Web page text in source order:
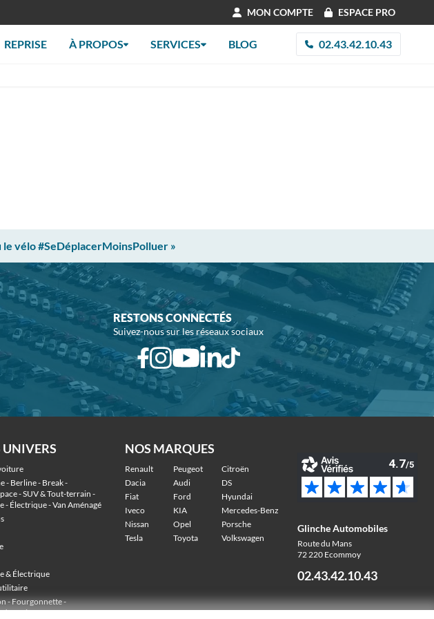
MON COMPTE ESPACE PRO
REPRISE À PROPOS SERVICES BLOG 02.43.42.10.43
vélo #SeDéplacerMoinsPolluer »
RESTONS CONNECTÉS
Suivez-nous sur les réseaux sociaux
UNIVERS
- Berline - Break -
- SUV & Tout-terrain -
- Électrique - Van Aménagé
& Électrique
- Fourgonnette -
de société -
NOS MARQUES
Renault Peugeot
Citroën
Dacia
Audi
DS
Fiat
Ford
Hyundai
Iveco
KIA
Mercedes-Benz
Nissan
Opel
Porsche
Tesla
Toyota Volkswagen
Glinche Automobiles
Route du Mans
72 220 Ecommoy
02.43.42.10.43